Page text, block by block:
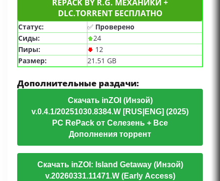
REPACK BY R.G. МЕХАНИКИ +
DLC.TORRENT БЕСПЛАТНО
Статус: ✅ Проверено
Сиды:
24
Пиры:
12
Размер:
21.51 GB
Дополнительные раздачи:
Скачать inZOI (Инзой)
v.0.4.1/20251030.8384.W [RUS|ENG] (2025)
PC RePack от Селезень + Все
Дополнения торрент
Скачать inZOI: Island Getaway (Инзой)
v.20260331.11471.W (Early Access)